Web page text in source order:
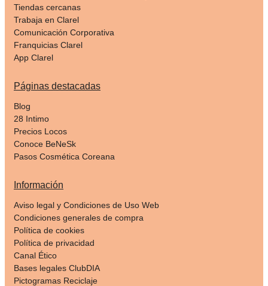
Tiendas cercanas
Trabaja en Clarel
Comunicación Corporativa
Franquicias Clarel
App Clarel
Páginas destacadas
Blog
28 Intimo
Precios Locos
Conoce BeNeSk
Pasos Cosmética Coreana
Información
Aviso legal y Condiciones de Uso Web
Condiciones generales de compra
Política de cookies
Política de privacidad
Canal Ético
Bases legales ClubDIA
Pictogramas Reciclaje